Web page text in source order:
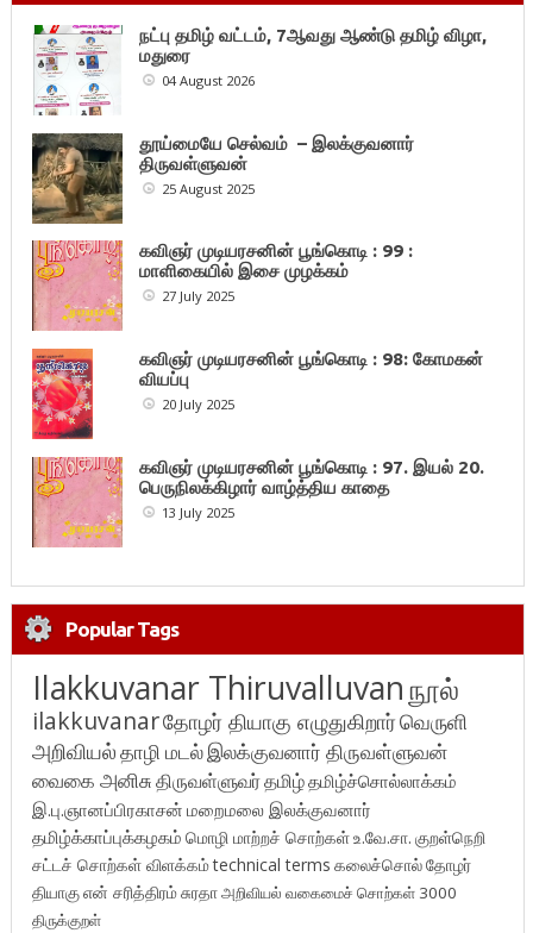
நட்பு தமிழ் வட்டம், 7ஆவது ஆண்டு தமிழ் விழா,
மதுரை
04 August 2026
தூய்மையே செல்வம் – இலக்குவனார்
திருவள்ளுவன்
25 August 2025
கவிஞர் முடியரசனின் பூங்கொடி : 99 :
மாளிகையில் இசை முழக்கம்
27 July 2025
கவிஞர் முடியரசனின் பூங்கொடி : 98: கோமகன்
வியப்பு
20 July 2025
கவிஞர் முடியரசனின் பூங்கொடி : 97. இயல் 20.
பெருநிலக்கிழார் வாழ்த்திய காதை
13 July 2025
Popular Tags
Ilakkuvanar Thiruvalluvanநூல்
ilakkuvanarதோழர் தியாகு எழுதுகிறார்வெருளி
அறிவியல்தாழி மடல்இலக்குவனார் திருவள்ளுவன்
வைகை அனிசுதிருவள்ளுவர்தமிழ்தமிழ்ச்சொல்லாக்கம்
இ.பு.ஞானப்பிரகாசன் மறைமலை இலக்குவனார்
தமிழ்க்காப்புக்கழகம் மொழி மாற்றச் சொற்கள்உ.வே.சா. குறள்நெறி
சட்டச் சொற்கள் விளக்கம்technical terms கலைச்சொல்தோழர்
தியாகுஎன் சரித்திரம்சுரதாஅறிவியல் வகைமைச் சொற்கள் 3000
திருக்குறள்